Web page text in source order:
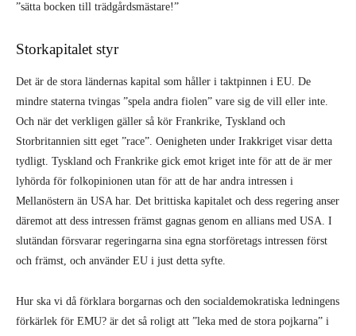
”sätta bocken till trädgårdsmästare!”
Storkapitalet styr
Det är de stora ländernas kapital som håller i taktpinnen i EU. De
mindre staterna tvingas ”spela andra fiolen” vare sig de vill eller inte.
Och när det verkligen gäller så kör Frankrike, Tyskland och
Storbritannien sitt eget ”race”. Oenigheten under Irakkriget visar detta
tydligt. Tyskland och Frankrike gick emot kriget inte för att de är mer
lyhörda för folkopinionen utan för att de har andra intressen i
Mellanöstern än USA har. Det brittiska kapitalet och dess regering anser
däremot att dess intressen främst gagnas genom en allians med USA. I
slutändan försvarar regeringarna sina egna storföretags intressen först
och främst, och använder EU i just detta syfte.
Hur ska vi då förklara borgarnas och den socialdemokratiska ledningens
förkärlek för EMU? är det så roligt att ”leka med de stora pojkarna” i